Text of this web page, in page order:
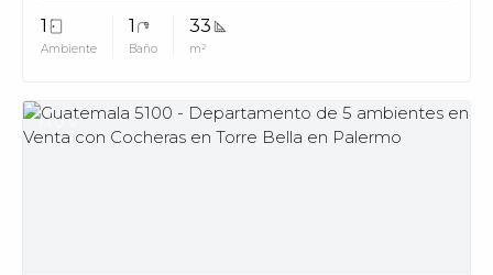
1
Ambiente
1
Baño
33
m²
MUV